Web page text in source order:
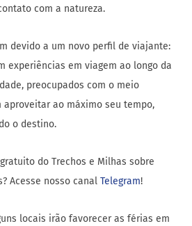
com a natureza.
devido a um novo perfil de viajante:
experiências em viagem ao longo da
preocupados com o meio
ao máximo seu tempo,
o destino.
do Trechos e Milhas sobre
Acesse nosso canal Telegram!
locais irão favorecer as férias em